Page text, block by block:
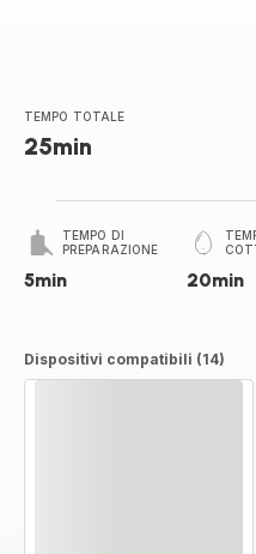
TEMPO TOTALE
25min
TEMPO DI
PREPARAZIONE
5min 20min
Dispositivi compatibili (14)